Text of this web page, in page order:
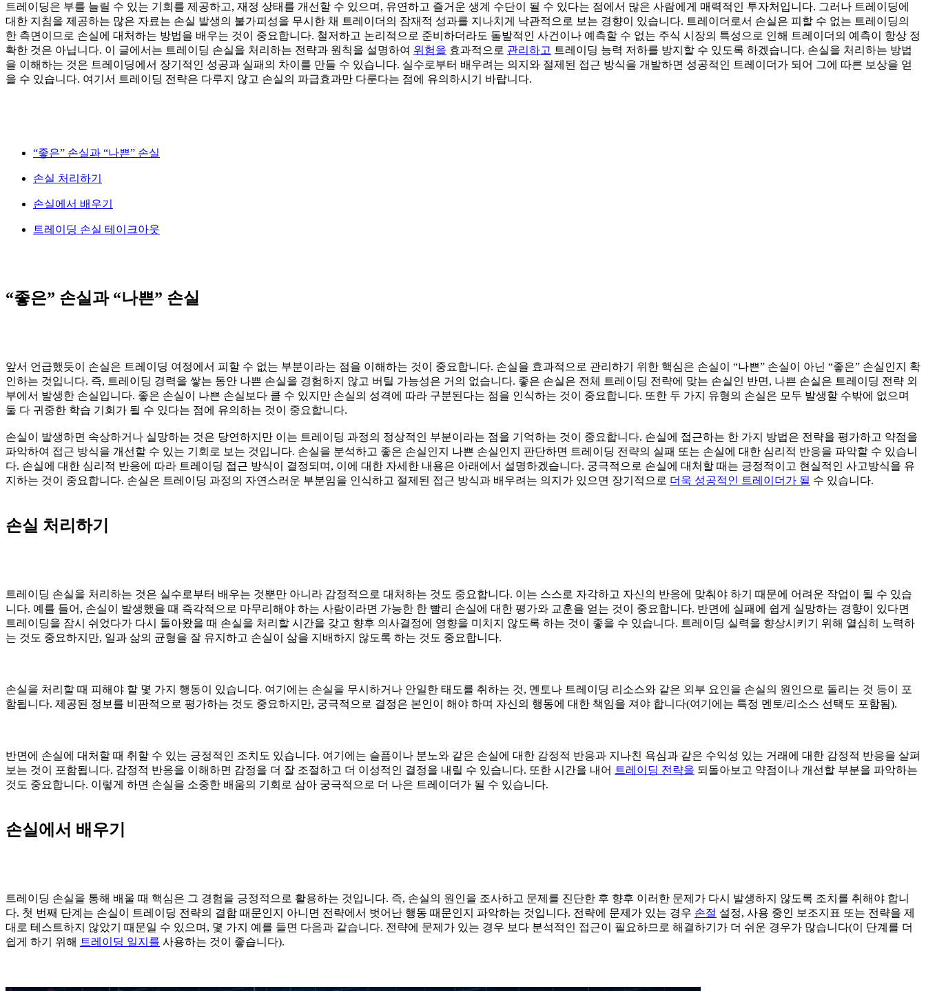
트레이딩은 부를 늘릴 수 있는 기회를 제공하고, 재정 상태를 개선할 수 있으며, 유연하고 즐거운 생계 수단이 될 수 있다는 점에서 많은 사람에게 매력적인 투자처입니다. 그러나 트레이딩에
대한 지침을 제공하는 많은 자료는 손실 발생의 불가피성을 무시한 채 트레이더의 잠재적 성과를 지나치게 낙관적으로 보는 경향이 있습니다. 트레이더로서 손실은 피할 수 없는 트레이딩의
한 측면이므로 손실에 대처하는 방법을 배우는 것이 중요합니다. 철저하고 논리적으로 준비하더라도 돌발적인 사건이나 예측할 수 없는 주식 시장의 특성으로 인해 트레이더의 예측이 항상 정
확한 것은 아닙니다. 이 글에서는 트레이딩 손실을 처리하는 전략과 원칙을 설명하여 위험을 효과적으로 관리하고 트레이딩 능력 저하를 방지할 수 있도록 하겠습니다. 손실을 처리하는 방법
을 이해하는 것은 트레이딩에서 장기적인 성공과 실패의 차이를 만들 수 있습니다. 실수로부터 배우려는 의지와 절제된 접근 방식을 개발하면 성공적인 트레이더가 되어 그에 따른 보상을 얻
을 수 있습니다. 여기서 트레이딩 전략은 다루지 않고 손실의 파급효과만 다룬다는 점에 유의하시기 바랍니다.
“좋은” 손실과 “나쁜” 손실
손실 처리하기
손실에서 배우기
트레이딩 손실 테이크아웃
“좋은” 손실과 “나쁜” 손실
앞서 언급했듯이 손실은 트레이딩 여정에서 피할 수 없는 부분이라는 점을 이해하는 것이 중요합니다. 손실을 효과적으로 관리하기 위한 핵심은 손실이 “나쁜” 손실이 아닌 “좋은” 손실인지 확
인하는 것입니다. 즉, 트레이딩 경력을 쌓는 동안 나쁜 손실을 경험하지 않고 버틸 가능성은 거의 없습니다. 좋은 손실은 전체 트레이딩 전략에 맞는 손실인 반면, 나쁜 손실은 트레이딩 전략 외
부에서 발생한 손실입니다. 좋은 손실이 나쁜 손실보다 클 수 있지만 손실의 성격에 따라 구분된다는 점을 인식하는 것이 중요합니다. 또한 두 가지 유형의 손실은 모두 발생할 수밖에 없으며
둘 다 귀중한 학습 기회가 될 수 있다는 점에 유의하는 것이 중요합니다.
손실이 발생하면 속상하거나 실망하는 것은 당연하지만 이는 트레이딩 과정의 정상적인 부분이라는 점을 기억하는 것이 중요합니다. 손실에 접근하는 한 가지 방법은 전략을 평가하고 약점을
파악하여 접근 방식을 개선할 수 있는 기회로 보는 것입니다. 손실을 분석하고 좋은 손실인지 나쁜 손실인지 판단하면 트레이딩 전략의 실패 또는 손실에 대한 심리적 반응을 파악할 수 있습니
다. 손실에 대한 심리적 반응에 따라 트레이딩 접근 방식이 결정되며, 이에 대한 자세한 내용은 아래에서 설명하겠습니다. 궁극적으로 손실에 대처할 때는 긍정적이고 현실적인 사고방식을 유
지하는 것이 중요합니다. 손실은 트레이딩 과정의 자연스러운 부분임을 인식하고 절제된 접근 방식과 배우려는 의지가 있으면 장기적으로 더욱 성공적인 트레이더가 될 수 있습니다.
손실 처리하기
트레이딩 손실을 처리하는 것은 실수로부터 배우는 것뿐만 아니라 감정적으로 대처하는 것도 중요합니다. 이는 스스로 자각하고 자신의 반응에 맞춰야 하기 때문에 어려운 작업이 될 수 있습
니다. 예를 들어, 손실이 발생했을 때 즉각적으로 마무리해야 하는 사람이라면 가능한 한 빨리 손실에 대한 평가와 교훈을 얻는 것이 중요합니다. 반면에 실패에 쉽게 실망하는 경향이 있다면
트레이딩을 잠시 쉬었다가 다시 돌아왔을 때 손실을 처리할 시간을 갖고 향후 의사결정에 영향을 미치지 않도록 하는 것이 좋을 수 있습니다. 트레이딩 실력을 향상시키기 위해 열심히 노력하
는 것도 중요하지만, 일과 삶의 균형을 잘 유지하고 손실이 삶을 지배하지 않도록 하는 것도 중요합니다.
손실을 처리할 때 피해야 할 몇 가지 행동이 있습니다. 여기에는 손실을 무시하거나 안일한 태도를 취하는 것, 멘토나 트레이딩 리소스와 같은 외부 요인을 손실의 원인으로 돌리는 것 등이 포
함됩니다. 제공된 정보를 비판적으로 평가하는 것도 중요하지만, 궁극적으로 결정은 본인이 해야 하며 자신의 행동에 대한 책임을 져야 합니다(여기에는 특정 멘토/리소스 선택도 포함됨).
반면에 손실에 대처할 때 취할 수 있는 긍정적인 조치도 있습니다. 여기에는 슬픔이나 분노와 같은 손실에 대한 감정적 반응과 지나친 욕심과 같은 수익성 있는 거래에 대한 감정적 반응을 살펴
보는 것이 포함됩니다. 감정적 반응을 이해하면 감정을 더 잘 조절하고 더 이성적인 결정을 내릴 수 있습니다. 또한 시간을 내어 트레이딩 전략을 되돌아보고 약점이나 개선할 부분을 파악하는
것도 중요합니다. 이렇게 하면 손실을 소중한 배움의 기회로 삼아 궁극적으로 더 나은 트레이더가 될 수 있습니다.
손실에서 배우기
트레이딩 손실을 통해 배울 때 핵심은 그 경험을 긍정적으로 활용하는 것입니다. 즉, 손실의 원인을 조사하고 문제를 진단한 후 향후 이러한 문제가 다시 발생하지 않도록 조치를 취해야 합니
다. 첫 번째 단계는 손실이 트레이딩 전략의 결함 때문인지 아니면 전략에서 벗어난 행동 때문인지 파악하는 것입니다. 전략에 문제가 있는 경우 손절 설정, 사용 중인 보조지표 또는 전략을 제
대로 테스트하지 않았기 때문일 수 있으며, 몇 가지 예를 들면 다음과 같습니다. 전략에 문제가 있는 경우 보다 분석적인 접근이 필요하므로 해결하기가 더 쉬운 경우가 많습니다(이 단계를 더
쉽게 하기 위해 트레이딩 일지를 사용하는 것이 좋습니다).